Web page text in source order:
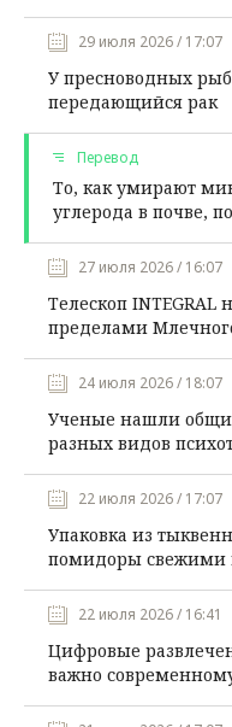
29 июля 2026 / 17:07
У пресноводных
передающийся рак
Перевод
То, как умирают
углерода в почве,
27 июля 2026 / 16:07
Телескоп
пределами
24 июля 2026 / 18:07
Ученые нашли
разных видов
22 июля 2026 / 17:07
Упаковка из
помидоры свежими
22 июля 2026 / 16:41
Цифровые
важно